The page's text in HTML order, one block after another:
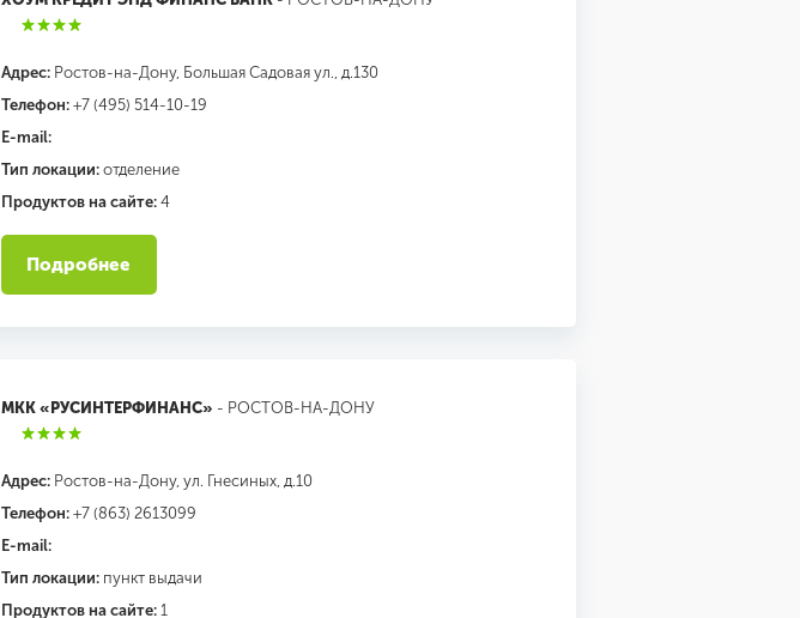
Адрес: Ростов-на-Дону, Большая Садовая ул., д.130
Телефон: +7 (495) 514-10-19
E-mail:
Тип локации: отделение
Продуктов на сайте: 4
Подробнее
МКК «РУСИНТЕРФИНАНС» - РОСТОВ-НА-ДОНУ
Адрес: Ростов-на-Дону, ул. Гнесиных, д.10
Телефон: +7 (863) 2613099
E-mail:
Тип локации: пункт выдачи
Продуктов на сайте: 1